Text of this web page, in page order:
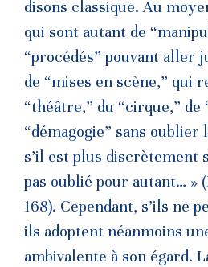
disons classique. Au
qui sont autant de
“procédés” pouvant aller
de “mises en scène,” qui
“théâtre,” du “cirque,” de
“démagogie” sans oublier
s’il est plus discrètement
pas oublié pour autant… »
168). Cependant, s’ils ne
ils adoptent néanmoins
ambivalente à son égard.